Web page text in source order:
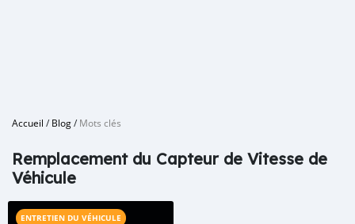
Accueil /Blog/Mots clés
Remplacement du Capteur de Vitesse de
Véhicule
ENTRETIEN DU VÉHICULE